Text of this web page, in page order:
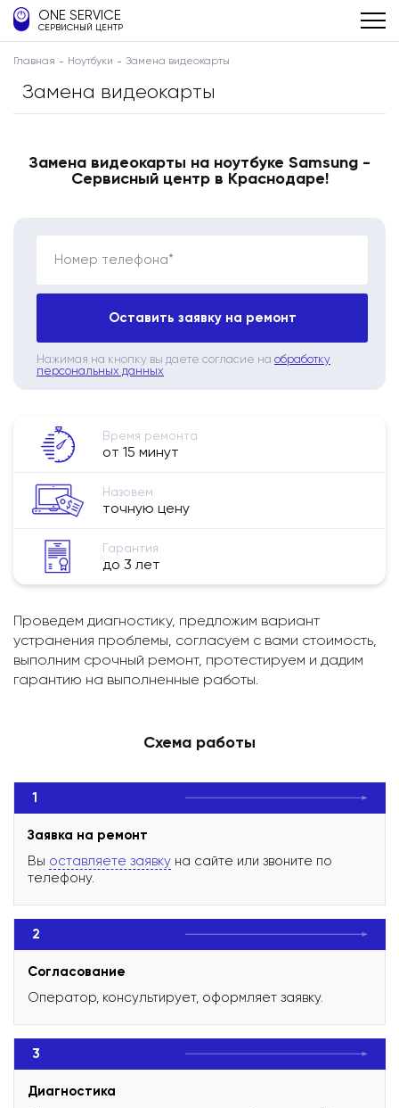
ONE SERVICE
СЕРВИСНЫЙ ЦЕНТР
Главная Ноутбуки Замена видеокарты
Замена видеокарты
Замена видеокарты на ноутбуке Samsung -
Сервисный центр в Краснодаре!
Номер телефона*
Оставить заявку на ремонт
Нажимая на кнопку вы даете согласие на обработку
персональных данных
Время ремонта
от 15 минут
Назовем
точную цену
Гарантия
до 3 лет
Проведем диагностику, предложим вариант
устранения проблемы, согласуем с вами стоимость,
выполним срочный ремонт, протестируем и дадим
гарантию на выполненные работы.
Схема работы
1
Заявка на ремонт
Вы оставляете заявку на сайте или звоните по
телефону.
2
Согласование
Оператор, консультирует, оформляет заявку.
3
Диагностика